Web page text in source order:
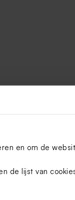
en om de
de lijst van